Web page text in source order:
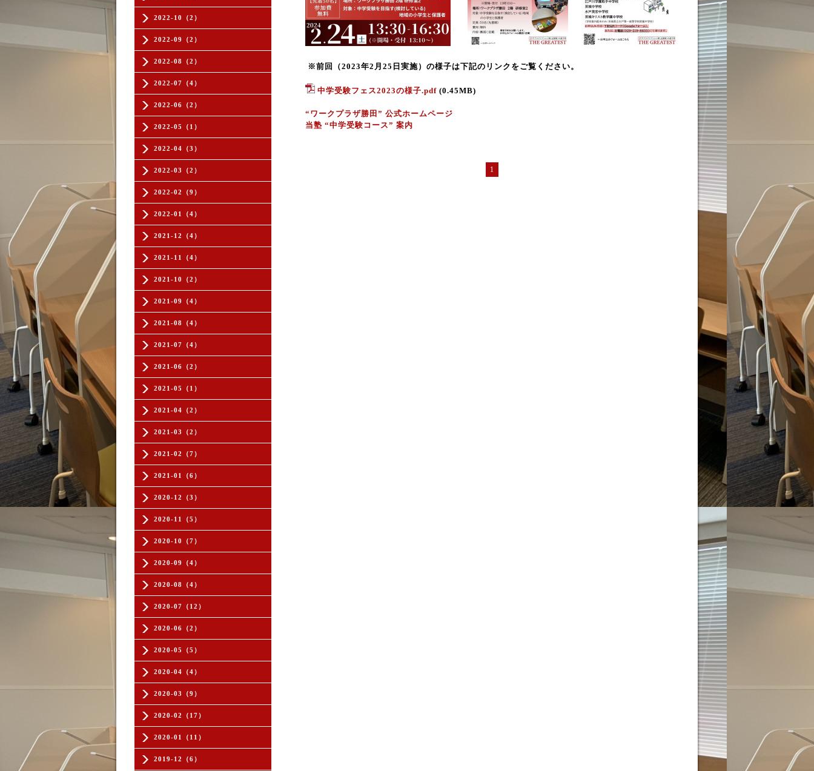
2022-10（2）
2022-09（2）
2022-08（2）
2022-07（4）
2022-06（2）
2022-05（1）
2022-04（3）
2022-03（2）
2022-02（9）
2022-01（4）
2021-12（4）
2021-11（4）
2021-10（2）
2021-09（4）
2021-08（4）
2021-07（4）
2021-06（2）
2021-05（1）
2021-04（2）
2021-03（2）
2021-02（7）
2021-01（6）
2020-12（3）
2020-11（5）
2020-10（7）
2020-09（4）
2020-08（4）
2020-07（12）
2020-06（2）
2020-05（5）
2020-04（4）
2020-03（9）
2020-02（17）
2020-01（11）
2019-12（6）
※前回（2023年2月25日実施）の様子は下記のリンクをご覧ください。
中学受験フェス2023の様子.pdf (0.45MB)
“ワークプラザ勝田” 公式ホームページ
当塾 “中学受験コース” 案内
1